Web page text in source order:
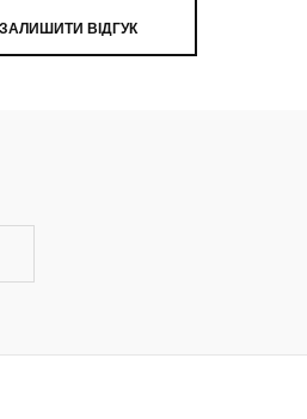
ЗАЛИШИТИ ВІДГУК